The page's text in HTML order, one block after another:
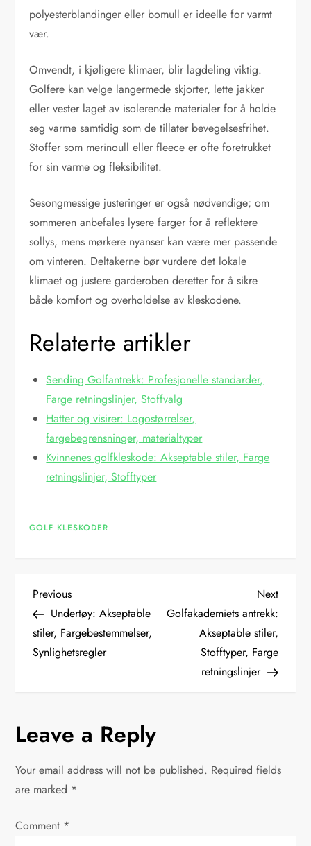
polyesterblandinger eller bomull er ideelle for varmt
vær.
Omvendt, i kjøligere klimaer, blir lagdeling viktig.
Golfere kan velge langermede skjorter, lette jakker
eller vester laget av isolerende materialer for å holde
seg varme samtidig som de tillater bevegelsesfrihet.
Stoffer som merinoull eller fleece er ofte foretrukket
for sin varme og fleksibilitet.
Sesongmessige justeringer er også nødvendige; om
sommeren anbefales lysere farger for å reflektere
sollys, mens mørkere nyanser kan være mer passende
om vinteren. Deltakerne bør vurdere det lokale
klimaet og justere garderoben deretter for å sikre
både komfort og overholdelse av kleskodene.
Relaterte artikler
Sending Golfantrekk: Profesjonelle standarder,
Farge retningslinjer, Stoffvalg
Hatter og visirer: Logostørrelser,
fargebegrensninger, materialtyper
Kvinnenes golfkleskode: Akseptable stiler, Farge
retningslinjer, Stofftyper
GOLF KLESKODER
P
o
s
n
a
v
i
Previous
Post
Previous
Undertøy: Akseptable
stiler, Fargebestemmelser,
Synlighetsregler
Next
Post
Next
Golfakademiets antrekk:
Akseptable stiler,
Stofftyper, Farge
retningslinjer
Leave a Reply
Your email address will not be published. Required fields
are marked *
Comment *